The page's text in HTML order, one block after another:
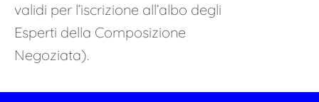
validi per l’iscrizione all’albo degli
Esperti della Composizione
Negoziata).